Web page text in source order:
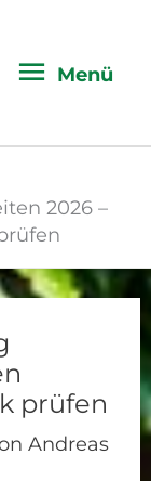
Menü
2026 –
prüfen
Andreas